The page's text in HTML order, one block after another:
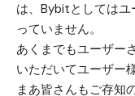
は、Bybitとしては
っていません。
あくまでもユーザー
いただいてユーザー
まあ皆さんもご存知